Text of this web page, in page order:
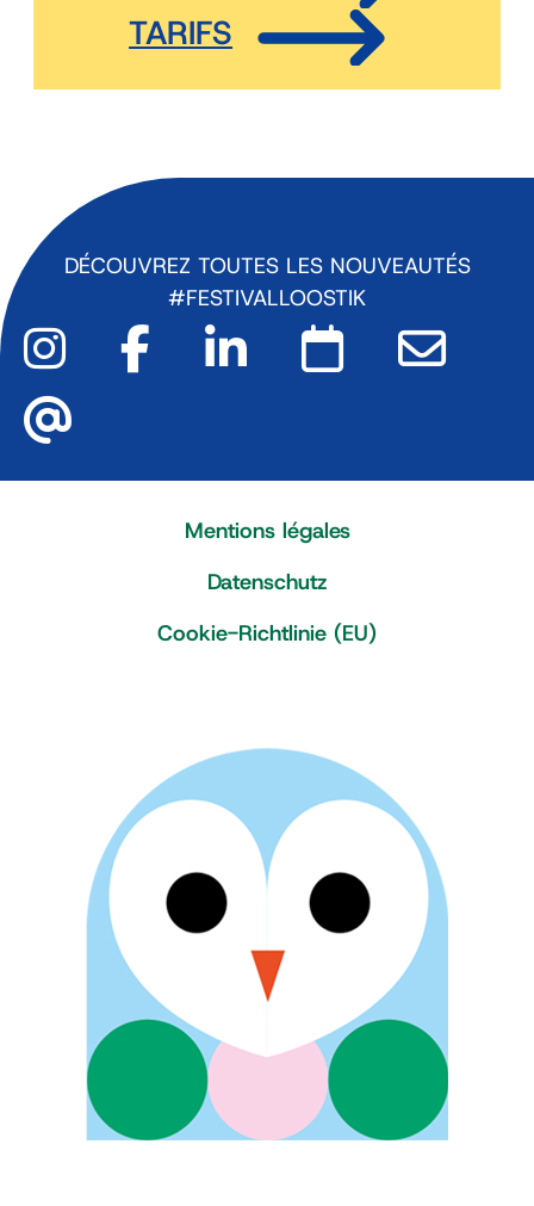
TARIFS
DÉCOUVREZ TOUTES LES NOUVEAUTÉS
#FESTIVALLOOSTIK
Mentions légales
Datenschutz
Cookie-Richtlinie (EU)